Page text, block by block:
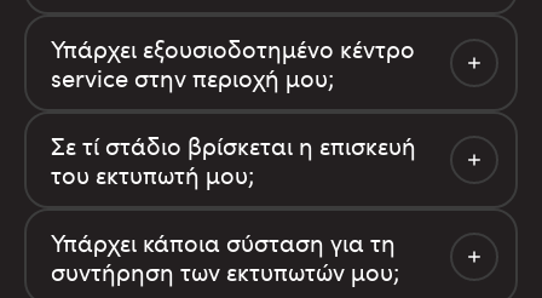
Υπάρχει εξουσιοδοτημένο κέντρο
service στην περιοχή μου;
Σε τί στάδιο βρίσκεται η επισκευή
του εκτυπωτή μου;
Υπάρχει κάποια σύσταση για τη
συντήρηση των εκτυπωτών μου;